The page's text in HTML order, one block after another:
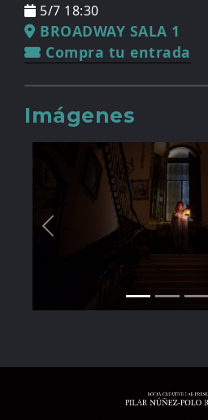
5/7 18:30
BROADWAY SALA 1
Compra tu entrada
Imágenes